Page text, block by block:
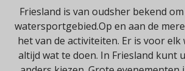
Friesland is van oudsher bekend
watersportgebied.Op en aan de
het van de activiteiten. Er is voor elk
altijd wat te doen. In Friesland kunt